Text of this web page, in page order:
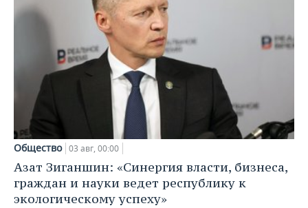
Общество 03 авг, 00:00
Азат Зиганшин: «Синергия власти, бизнеса,
граждан и науки ведет республику к
экологическому успеху»